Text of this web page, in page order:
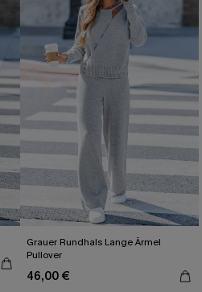
Grauer Rundhals Lange Ärmel
Pullover
46,00 €